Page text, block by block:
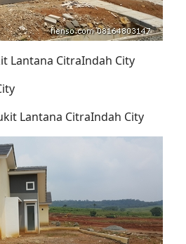
Lantana CitraIndah City
Lantana CitraIndah City